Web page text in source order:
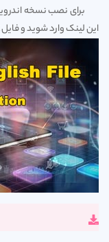
برای نصب نسخه
این لینک وارد شوید و فایل APK و فایلهای مربوطه را دانلود کنید.